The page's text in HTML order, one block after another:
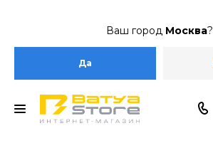
Ваш город Москва?
Да